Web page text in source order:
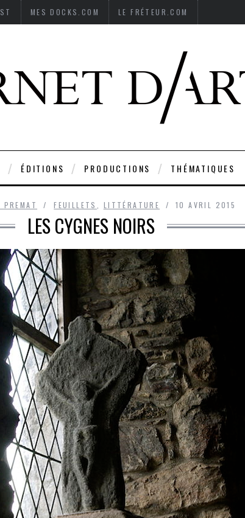
MES DOCKS.COM LE FRÉTEUR.COM
ÉDITIONS PRODUCTIONS THÉMATIQUES
PREMAT FEUILLETS LITTÉRATURE 10 AVRIL 2015
LES CYGNES NOIRS